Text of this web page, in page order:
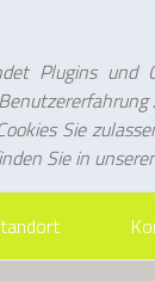
Plugins
Sie
Sie in